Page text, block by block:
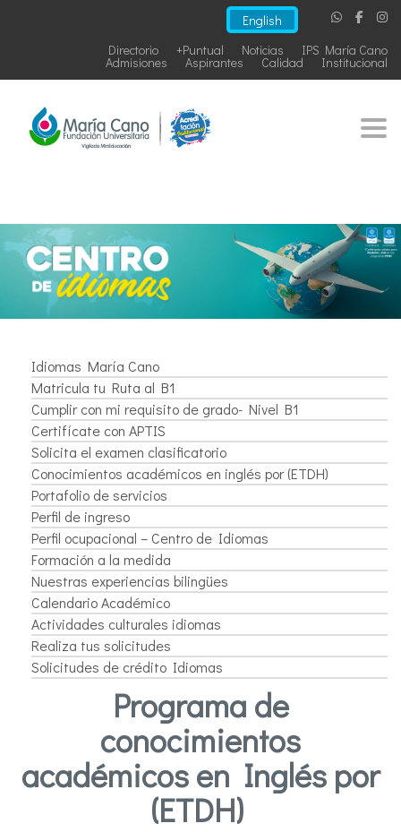
English
IPS María Cano
Noticias
+Puntual
Directorio
Institucional
Calidad
Aspirantes
Admisiones
Idiomas María Cano
Matricula tu Ruta al B1
Cumplir con mi requisito de grado- Nivel B1
Certifícate con APTIS
Solicita el examen clasificatorio
Conocimientos académicos en inglés por (ETDH)
Portafolio de servicios
Perfil de ingreso
Perfil ocupacional – Centro de Idiomas
Formación a la medida
Nuestras experiencias bilingües
Calendario Académico
Actividades culturales idiomas
Realiza tus solicitudes
Solicitudes de crédito Idiomas
Programa de
conocimientos
académicos en Inglés por
(ETDH)